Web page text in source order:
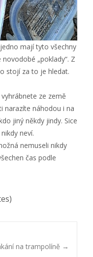
mají tyto všechny
„poklady“. Z
stojí za to je hledat.
ze země
narazíte náhodou i na
jiný někdy jindy. Sice
neví.
nemuseli nikdy
čas podle
na trampolíně →